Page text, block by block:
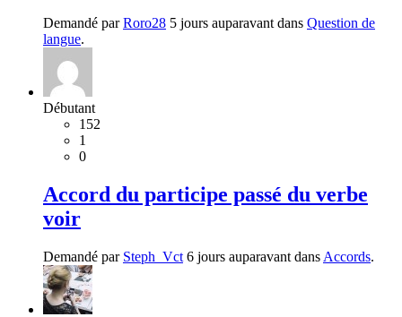
Demandé parRoro28 5 jours auparavant dans Question de
langue.
Débutant
152
1
0
Accord du participe passé du verbe
voir
Demandé par Steph_Vct 6 jours auparavant dans Accords.